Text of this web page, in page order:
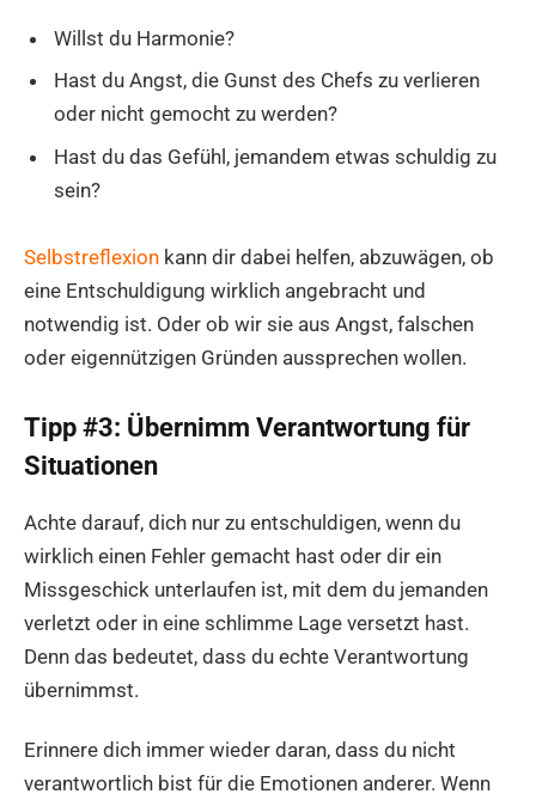
Willst du Harmonie?
Hast du Angst, die Gunst des Chefs zu verlieren
oder nicht gemocht zu werden?
Hast du das Gefühl, jemandem etwas schuldig zu
sein?
Selbstreflexion kann dir dabei helfen, abzuwägen, ob
eine Entschuldigung wirklich angebracht und
notwendig ist. Oder ob wir sie aus Angst, falschen
oder eigennützigen Gründen aussprechen wollen.
Tipp #3: Übernimm Verantwortung für
Situationen
Achte darauf, dich nur zu entschuldigen, wenn du
wirklich einen Fehler gemacht hast oder dir ein
Missgeschick unterlaufen ist, mit dem du jemanden
verletzt oder in eine schlimme Lage versetzt hast.
Denn das bedeutet, dass du echte Verantwortung
übernimmst.
Erinnere dich immer wieder daran, dass du nicht
verantwortlich bist für die Emotionen anderer. Wenn